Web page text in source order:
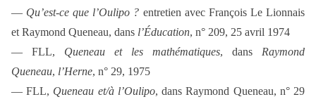
— Qu’est-ce que l’Oulipo ? entretien avec François Le Lionnais
et Raymond Queneau, dans l’Éducation, n° 209, 25 avril 1974
— FLL, Queneau et les mathématiques, dans Raymond
Queneau, l’Herne, n° 29, 1975
— FLL, Queneau et/à l’Oulipo, dansRaymond Queneau, n° 29